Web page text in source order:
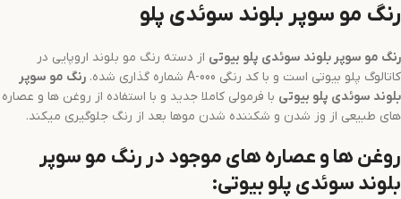
رنگ مو سوپر بلوند سوئدی پلو
رنگ مو سوپر بلوند سوئدی پلو بیوتی از دسته رنگ مو بلوند اروپایی در
کاتالوگ پلو بیوتی است و با کد رنگی A-000 شماره گذاری شده.
رنگ مو سوپر
بلوند سوئدی پلو بیوتی با فرمولی کاملا جدید و با استفاده از روغن ها و عصاره
های طبیعی از وز شدن و شکننده شدن موها بعد از رنگ جلوگیری میکند.
روغن ها و عصاره های موجود در رنگ مو سوپر
بلوند سوئدی پلو بیوتی: